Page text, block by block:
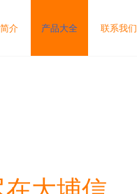
介 产品大全 联系我们